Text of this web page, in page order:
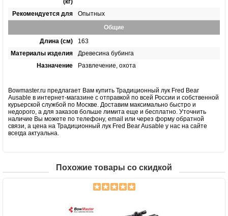
Рекомендуется для
Опытных
Общие
Длина (см)
163
Материалы изделия
Древесина бубинга
Назначение
Развлечение, охота
Bowmaster.ru предлагает Вам купить Традиционный лук Fred Bear
Ausable в интернет-магазине с отправкой по всей России и собственной
курьерской службой по Москве. Доставим максимально быстро и
недорого, а для заказов больше лимита еще и бесплатно. Уточнить
наличие Вы можете по телефону, email или через форму обратной
связи, а цена на Традиционный лук Fred Bear Ausable у нас на сайте
всегда актуальна.
Похожие товары со скидкой